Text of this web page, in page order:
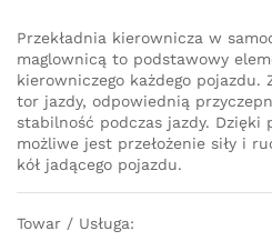
Przekładnia kierownicza w
maglownicą to podstawowy
kierowniczego każdego pojazdu.
tor jazdy, odpowiednią
stabilność podczas jazdy. Dzięki
możliwe jest przełożenie siły i
kół jadącego pojazdu.
Towar / Usługa: